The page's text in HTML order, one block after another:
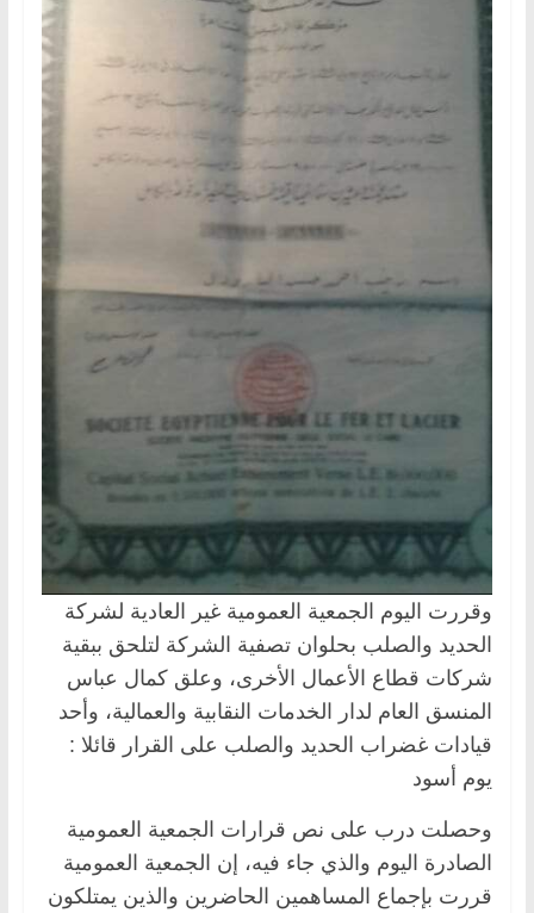
وقررت اليوم الجمعية العمومية غير العادية لشركة
الحديد والصلب بحلوان تصفية الشركة لتلحق ببقية
شركات قطاع الأعمال الأخرى، وعلق كمال عباس
المنسق العام لدار الخدمات النقابية والعمالية، وأحد
قيادات غضراب الحديد والصلب على القرار قائلا :
يوم أسود
وحصلت درب على نص قرارات الجمعية العمومية
الصادرة اليوم والذي جاء فيه، إن الجمعية العمومية
قررت بإجماع المساهمين الحاضرين والذين يمتلكون